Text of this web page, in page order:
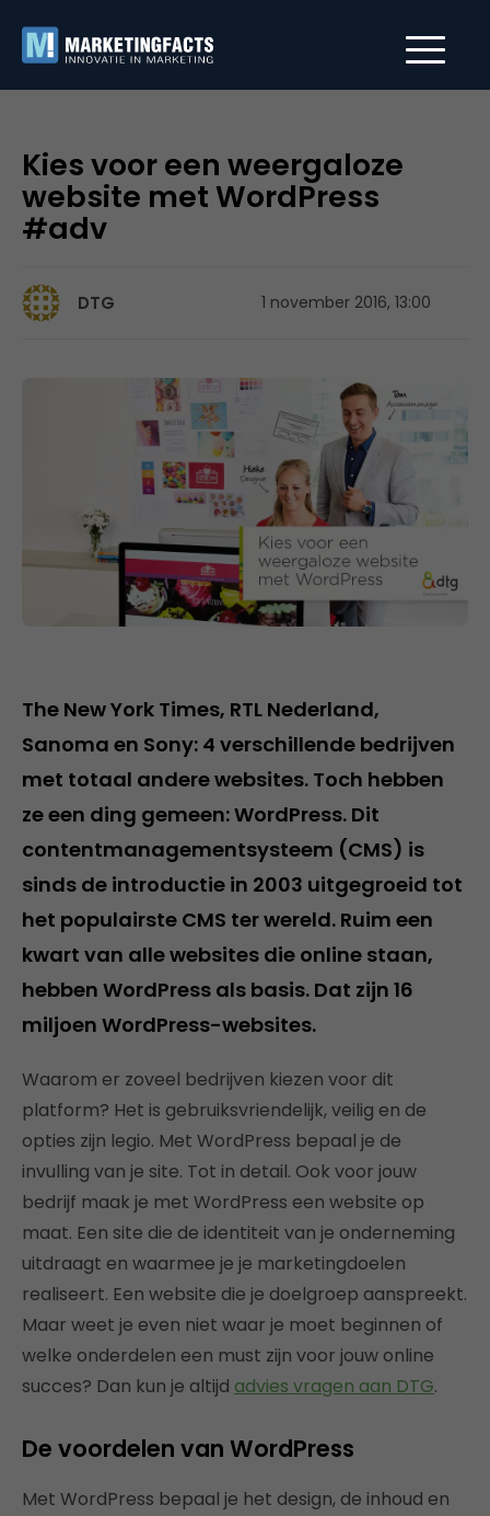
Kies voor een weergaloze
website met WordPress
#adv
DTG 1 november 2016, 13:00
The New York Times, RTL Nederland,
Sanoma en Sony: 4 verschillende bedrijven
met totaal andere websites. Toch hebben
ze een ding gemeen: WordPress. Dit
contentmanagementsysteem (CMS) is
sinds de introductie in 2003 uitgegroeid tot
het populairste CMS ter wereld. Ruim een
kwart van alle websites die online staan,
hebben WordPress als basis. Dat zijn 16
miljoen WordPress-websites.
Waarom er zoveel bedrijven kiezen voor dit
platform? Het is gebruiksvriendelijk, veilig en de
opties zijn legio. Met WordPress bepaal je de
invulling van je site. Tot in detail. Ook voor jouw
bedrijf maak je met WordPress een website op
maat. Een site die de identiteit van je onderneming
uitdraagt en waarmee je je marketingdoelen
realiseert. Een website die je doelgroep aanspreekt.
Maar weet je even niet waar je moet beginnen of
welke onderdelen een must zijn voor jouw online
succes? Dan kun je altijd advies vragen aan DTG.
De voordelen van WordPress
Met WordPress bepaal je het design, de inhoud en